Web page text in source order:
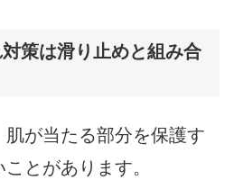
策は滑り止めと組み合
が当たる部分を保護す
とがあります。